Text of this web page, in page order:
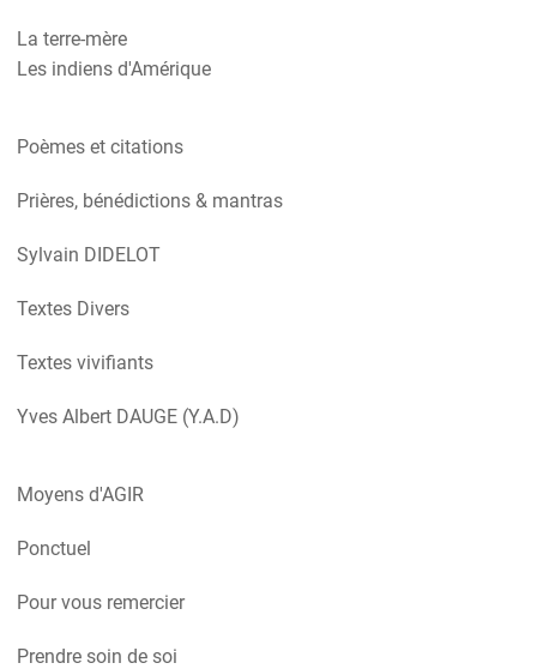
La terre-mère
Les indiens d'Amérique
Poèmes et citations
Prières, bénédictions & mantras
Sylvain DIDELOT
Textes Divers
Textes vivifiants
Yves Albert DAUGE (Y.A.D)
Moyens d'AGIR
Ponctuel
Pour vous remercier
Prendre soin de soi